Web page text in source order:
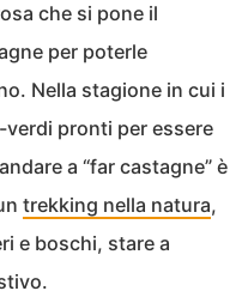
che si pone il
per poterle
Nella stagione in cui i
pronti per essere
andare a “far castagne” è
trekking nella natura,
e boschi, stare a